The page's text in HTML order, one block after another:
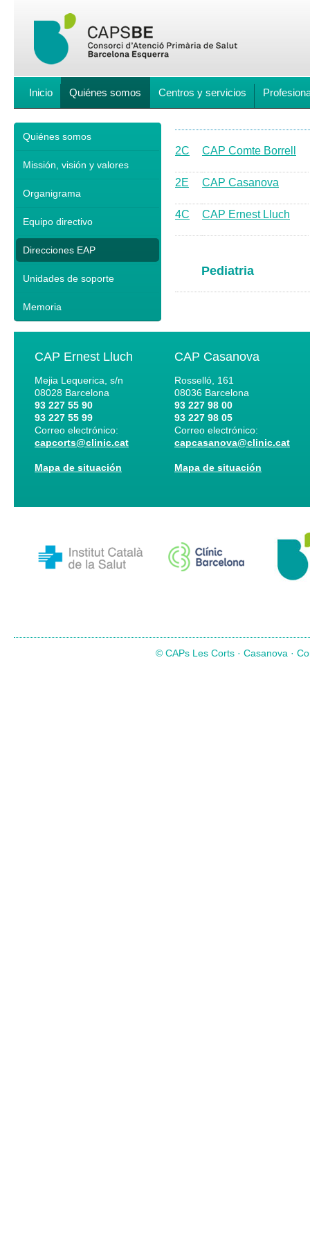
Inicio Quiénes somos Centros y servicios
Quiénes somos
Missión, visión y valores
Organigrama
Equipo directivo
Direcciones EAP
Unidades de soporte
Memoria
2C CAP Comte Borrell
2E CAP Casanova
4C CAP Ernest Lluch
Pediatria
CAP Ernest Lluch
Mejia Lequerica, s/n
08028 Barcelona
93 227 55 90
93 227 55 99
Correo electrónico:
capcorts@clinic.cat
Mapa de situación
CAP Casanova
Rosselló, 161
08036 Barcelona
93 227 98 00
93 227 98 05
Correo electrónico:
capcasanova@clinic.cat
Mapa de situación
© CAPs Les Corts · Casanova ·